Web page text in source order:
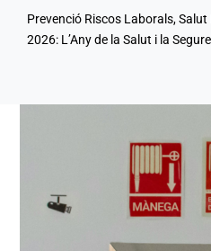
Prevenció Riscos Laborals Salut
2026: L’Any de la Salut i la